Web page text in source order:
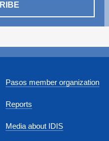
Pasos member organization
Reports
Media about IDIS